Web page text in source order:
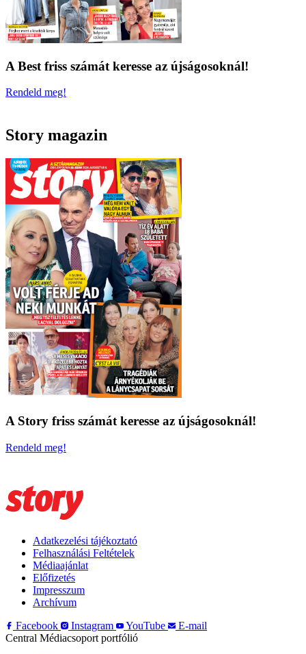
A Best friss számát keresse az újságosoknál!
Rendeld meg!
Story magazin
A Story friss számát keresse az újságosoknál!
Rendeld meg!
Adatkezelési tájékoztató
Felhasználási Feltételek
Médiaajánlat
Előfizetés
Impresszum
Archívum
Facebook
Instagram YouTube
E-mail
Central Médiacsoport portfólió